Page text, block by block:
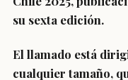
su sexta edición.
El llamado está
cualquier tamaño,